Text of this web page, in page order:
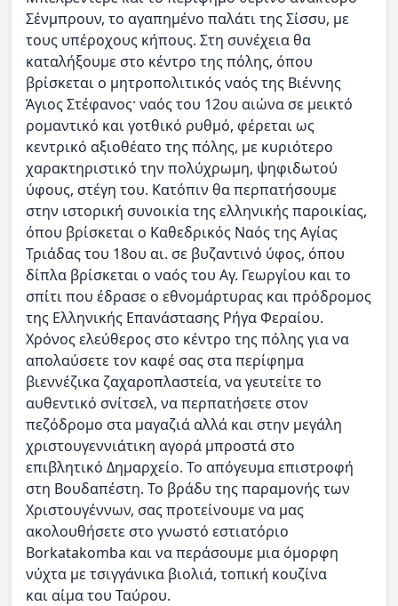
Σένμπρουν, το αγαπημένο παλάτι της Σίσσυ, με
τους υπέροχους κήπους. Στη συνέχεια θα
καταλήξουμε στο κέντρο της πόλης, όπου
βρίσκεται ο μητροπολιτικός ναός της Βιέννης
Άγιος Στέφανος· ναός του 12ου αιώνα σε μεικτό
ρομαντικό και γοτθικό ρυθμό, φέρεται ως
κεντρικό αξιοθέατο της πόλης, με κυριότερο
χαρακτηριστικό την πολύχρωμη, ψηφιδωτού
ύφους, στέγη του. Κατόπιν θα περπατήσουμε
στην ιστορική συνοικία της ελληνικής παροικίας,
όπου βρίσκεται ο Καθεδρικός Ναός της Αγίας
Τριάδας του 18ου αι. σε βυζαντινό ύφος, όπου
δίπλα βρίσκεται ο ναός του Αγ. Γεωργίου και το
σπίτι που έδρασε ο εθνομάρτυρας και πρόδρομος
της Ελληνικής Επανάστασης Ρήγα Φεραίου.
Χρόνος ελεύθερος στο κέντρο της πόλης για να
απολαύσετε τον καφέ σας στα περίφημα
βιεννέζικα ζαχαροπλαστεία, να γευτείτε το
αυθεντικό σνίτσελ, να περπατήσετε στον
πεζόδρομο στα μαγαζιά αλλά και στην μεγάλη
χριστουγεννιάτικη αγορά μπροστά στο
επιβλητικό Δημαρχείο. Το απόγευμα επιστροφή
στη Βουδαπέστη. Το βράδυ της παραμονής των
Χριστουγέννων, σας προτείνουμε να μας
ακολουθήσετε στο γνωστό εστιατόριο
Borkatakomba και να περάσουμε μια όμορφη
νύχτα με τσιγγάνικα βιολιά, τοπική κουζίνα
και αίμα του Ταύρου.